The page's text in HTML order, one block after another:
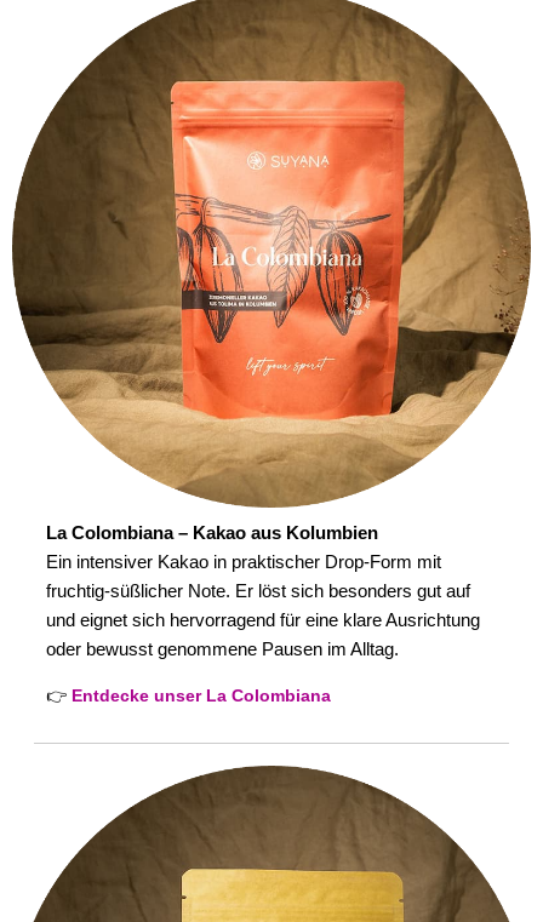
La Colombiana – Kakao aus Kolumbien
Ein intensiver Kakao in praktischer Drop-Form mit
fruchtig-süßlicher Note. Er löst sich besonders gut auf
und eignet sich hervorragend für eine klare Ausrichtung
oder bewusst genommene Pausen im Alltag.
👉 Entdecke unser La Colombiana